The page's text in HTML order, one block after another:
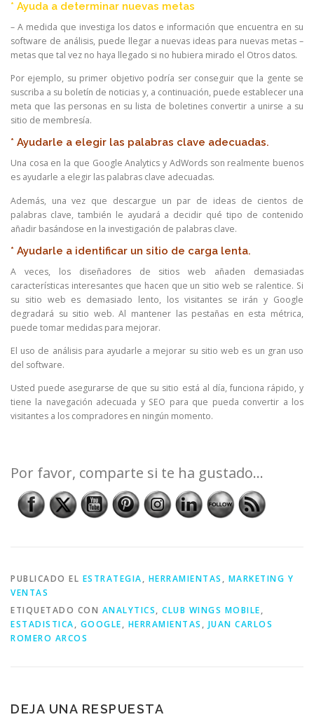
* Ayuda a determinar nuevas metas
– A medida que investiga los datos e información que encuentra en su
software de análisis, puede llegar a nuevas ideas para nuevas metas –
metas que tal vez no haya llegado si no hubiera mirado el Otros datos.
Por ejemplo, su primer objetivo podría ser conseguir que la gente se
suscriba a su boletín de noticias y, a continuación, puede establecer una
meta que las personas en su lista de boletines convertir a unirse a su
sitio de membresía.
* Ayudarle a elegir las palabras clave adecuadas.
Una cosa en la que Google Analytics y AdWords son realmente buenos
es ayudarle a elegir las palabras clave adecuadas.
Además, una vez que descargue un par de ideas de cientos de
palabras clave, también le ayudará a decidir qué tipo de contenido
añadir basándose en la investigación de palabras clave.
* Ayudarle a identificar un sitio de carga lenta.
A veces, los diseñadores de sitios web añaden demasiadas
características interesantes que hacen que un sitio web se ralentice. Si
su sitio web es demasiado lento, los visitantes se irán y Google
degradará su sitio web. Al mantener las pestañas en esta métrica,
puede tomar medidas para mejorar.
El uso de análisis para ayudarle a mejorar su sitio web es un gran uso
del software.
Usted puede asegurarse de que su sitio está al día, funciona rápido, y
tiene la navegación adecuada y SEO para que pueda convertir a los
visitantes a los compradores en ningún momento.
Por favor, comparte si te ha gustado...
PUBLICADO EL ESTRATEGIA, HERRAMIENTAS , MARKETING Y
VENTAS
ETIQUETADO CON ANALYTICS, CLUB WINGS MOBILE,
ESTADISTICA, GOOGLE, HERRAMIENTAS , JUAN CARLOS
ROMERO ARCOS
DEJA UNA RESPUESTA